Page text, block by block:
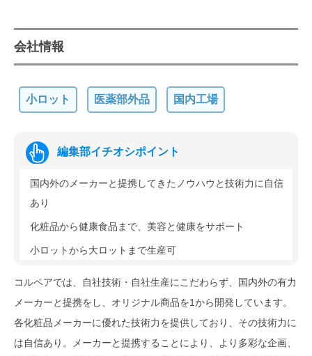
会社情報
小ロット 医薬部外品 国内工場
編集部イチオシポイント
国内外のメーカーと提携してきたノウハウと技術力に自信
あり
化粧品から健康食品まで、美容と健康をサポート
小ロットから大ロットまで生産可
コルペアでは、自社技術・自社生産にこだわらず、国内外の有力
メーカーと提携をし、オリジナル商品を1から開発しています。
各化粧品メーカーに優れた技術力を提供しており、その技術力に
は自信あり。メーカーと提携することにより、より多彩な企画、